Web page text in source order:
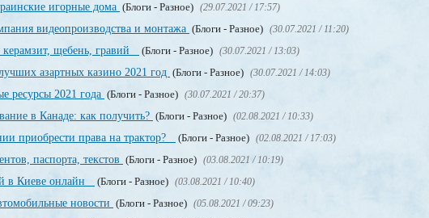
игорные дома (Блоги - Разное) (29.07.2021 / 17:57)
видеопроизводства и монтажа (Блоги - Разное) (30.07.2021 / 11:20)
керамзит, щебень, гравий (Блоги - Разное) (30.07.2021 / 13:03)
азартных казино 2021 год (Блоги - Разное) (30.07.2021 / 14:03)
ресурсы 2021 года (Блоги - Разное) (30.07.2021 / 20:37)
в Канаде: как получить? (Блоги - Разное) (02.08.2021 / 10:33)
приобрести права на трактор? (Блоги - Разное) (02.08.2021 / 17:03)
паспорта, текстов (Блоги - Разное) (03.08.2021 / 10:19)
в Киеве онлайн (Блоги - Разное) (03.08.2021 / 10:40)
новости (Блоги - Разное) (05.08.2021 / 09:23)